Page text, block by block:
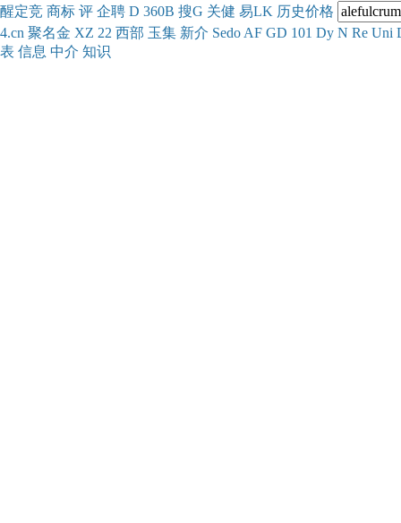
醒定竞 商标 评 企聘 D 360B 搜G 关健 易LK 历史价格
4.cn 聚名金 XZ 22 西部 玉集 新介 Sedo AF GD 101 Dy N Re Uni
表 信息 中介 知识